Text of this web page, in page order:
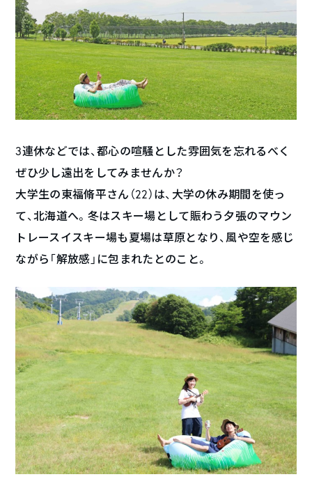
3連休などでは、都心の喧騒とした雰囲気を忘れるべく
ぜひ少し遠出をしてみませんか？
大学生の東福脩平さん（22）は、大学の休み期間を使っ
て、北海道へ。冬はスキー場として賑わう夕張のマウン
トレースイスキー場も夏場は草原となり、風や空を感じ
ながら「解放感」に包まれたとのこと。